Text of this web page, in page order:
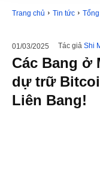
Trang chủ Tin tức
01/03/2025 Tác giả Shi
Các Bang ở
dự trữ
Liên Bang!